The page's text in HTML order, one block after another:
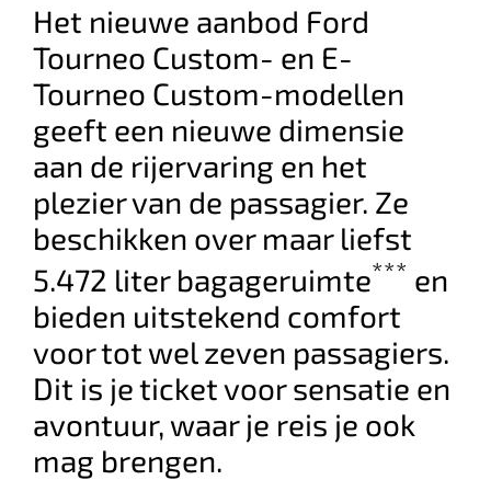
Het nieuwe aanbod Ford
Tourneo Custom- en E-
Tourneo Custom-modellen
geeft een nieuwe dimensie
aan de rijervaring en het
plezier van de passagier. Ze
beschikken over maar liefst
5.472 liter bagageruimte*** en
bieden uitstekend comfort
voor tot wel zeven passagiers.
Dit is je ticket voor sensatie en
avontuur, waar je reis je ook
mag brengen.